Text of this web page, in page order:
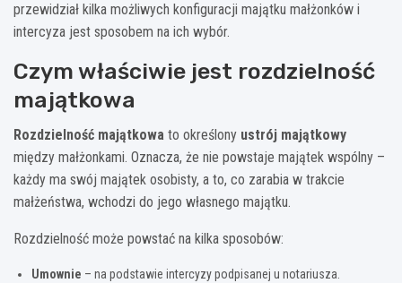
przewidział kilka możliwych konfiguracji majątku małżonków i
intercyza jest sposobem na ich wybór.
Czym właściwie jest rozdzielność
majątkowa
Rozdzielność majątkowa to określony ustrój majątkowy
między małżonkami. Oznacza, że nie powstaje majątek wspólny –
każdy ma swój majątek osobisty, a to, co zarabia w trakcie
małżeństwa, wchodzi do jego własnego majątku.
Rozdzielność może powstać na kilka sposobów:
Umownie – na podstawie intercyzy podpisanej u notariusza.